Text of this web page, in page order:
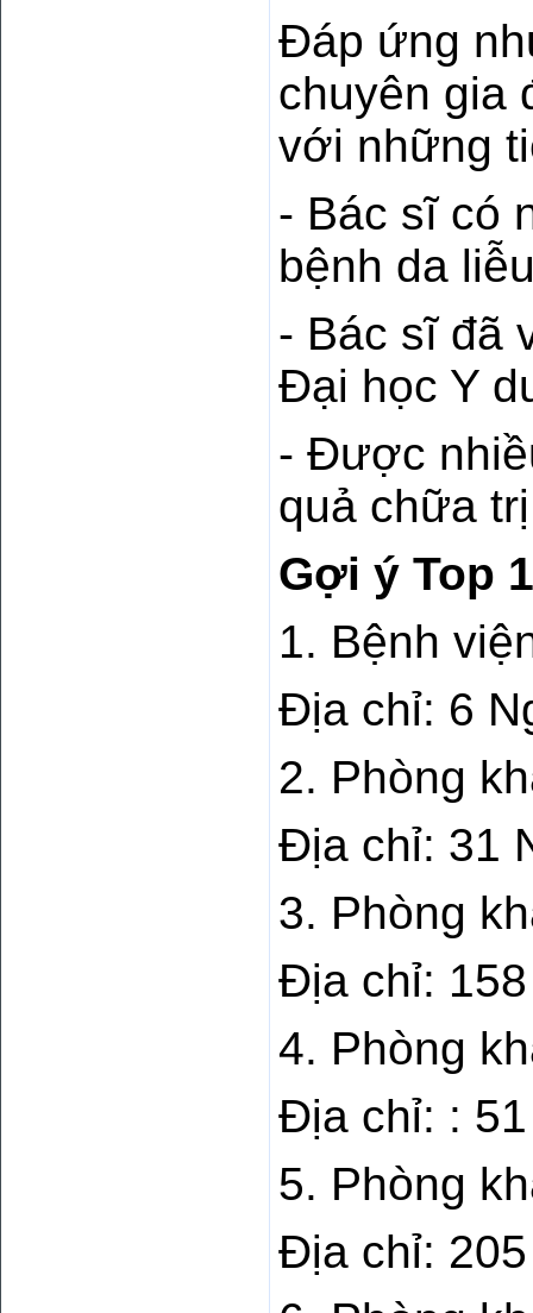
Đáp ứng
chuyên gia
với những
- Bác sĩ có
bệnh da
- Bác sĩ đã
Đại học Y
- Được
quả chữa
Gợi ý Top
1. Bệnh
Địa chỉ: 6
2. Phòng
Địa chỉ: 31
3. Phòng
Địa chỉ:
4. Phòng
Địa chỉ: :
5. Phòng
Địa chỉ: